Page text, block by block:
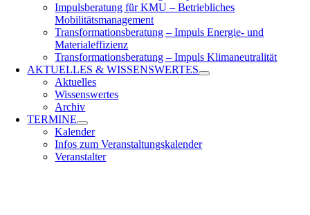
Impulsberatung für KMU – Betriebliches
Mobilitätsmanagement
Transformationsberatung – Impuls Energie- und
Materialeffizienz
Transformationsberatung – Impuls Klimaneutralität
AKTUELLES &WISSENSWERTES
Aktuelles
Wissenswertes
Archiv
TERMINE
Kalender
Infos zum Veranstaltungskalender
Veranstalter